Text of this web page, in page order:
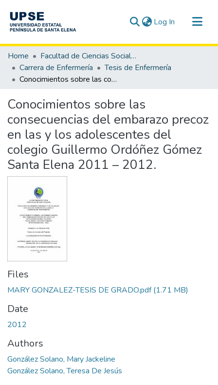
Log In (current)
Communities & Collections
All of DSpace
Statistics
Home
Facultad de Ciencias Sociales y de la Salud
Carrera de Enfermería
Tesis de Enfermería
Conocimientos sobre las consecuencias del embarazo precoz en las y los adolescentes del colegio Guillermo Ordóñez Gómez Santa Elena 2011 – 2012.
Conocimientos sobre las
consecuencias del embarazo precoz
en las y los adolescentes del
colegio Guillermo Ordóñez Gómez
Santa Elena 2011 – 2012.
Files
MARY GONZALEZ-TESIS DE GRADO.pdf(1.71 MB)
Date
2012
Authors
González Solano, Mary Jackeline
González Solano, Teresa De Jesús